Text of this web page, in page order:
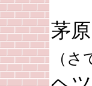
茅
（さ